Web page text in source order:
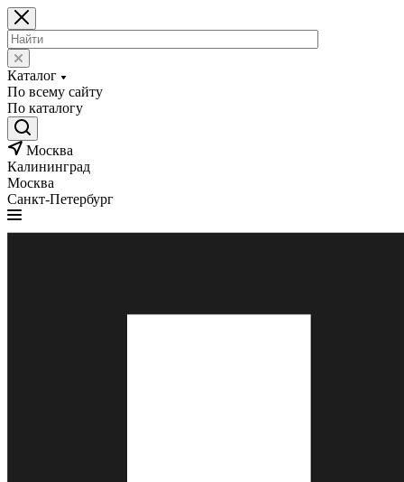
Каталог
По всему сайту
По каталогу
Москва
Калининград
Москва
Санкт-Петербург